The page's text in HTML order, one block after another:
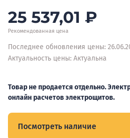
25 537,01 ₽
Рекомендованная цена
Последнее обновления цены:
Актуальность цены: Актуальна
Товар не продается отдельно.
онлайн расчетов электрощитов.
Посмотреть наличие